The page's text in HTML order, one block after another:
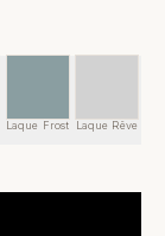
Laque Frost Laque Rêve